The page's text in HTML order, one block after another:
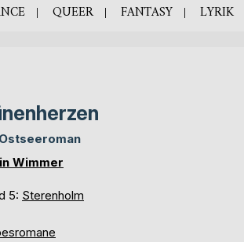
QUEER FANTASY LYRIK
Wimmer
5: Sterenholm